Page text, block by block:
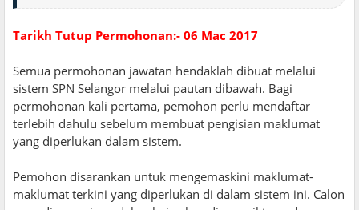
Tarikh Tutup Permohonan:- 06 Mac 2017
Semua permohonan jawatan hendaklah dibuat melalui
sistem SPN Selangor melalui pautan dibawah. Bagi
permohonan kali pertama, pemohon perlu mendaftar
terlebih dahulu sebelum membuat pengisian maklumat
yang diperlukan dalam sistem.
Pemohon disarankan untuk mengemaskini maklumat-
maklumat terkini yang diperlukan di dalam sistem ini. Calon